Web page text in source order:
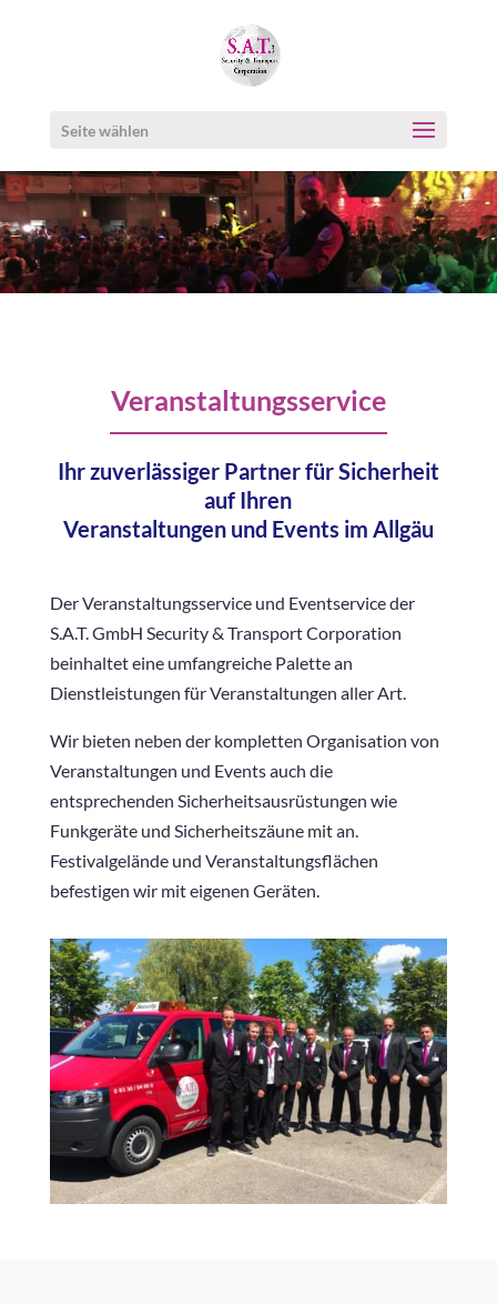
Seite wählen
Veranstaltungsservice
Ihr zuverlässiger Partner für Sicherheit
auf Ihren
Veranstaltungen und Events im Allgäu
Der Veranstaltungsservice und Eventservice der
S.A.T. GmbH Security & Transport Corporation
beinhaltet eine umfangreiche Palette an
Dienstleistungen für Veranstaltungen aller Art.
Wir bieten neben der kompletten Organisation von
Veranstaltungen und Events auch die
entsprechenden Sicherheitsausrüstungen wie
Funkgeräte und Sicherheitszäune mit an.
Festivalgelände und Veranstaltungsflächen
befestigen wir mit eigenen Geräten.